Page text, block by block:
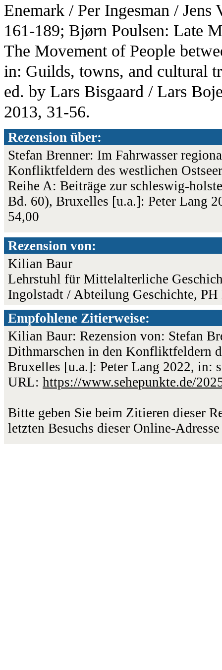
Enemark / Per Ingesman /
161-189; Bjørn Poulsen: Late
The Movement of People
in: Guilds, towns, and cultural
ed. by Lars Bisgaard / Lars
2013, 31-56.
Rezension über:
Stefan Brenner: Im Fahrwasser
Konfliktfeldern des westlichen
Reihe A: Beiträge zur schleswig-
Bd. 60), Bruxelles [u.a.]: Peter Lang
54,00
Rezension von:
Kilian Baur
Lehrstuhl für Mittelalterliche
Ingolstadt / Abteilung Geschichte,
Empfohlene Zitierweise:
Kilian Baur: Rezension von: Stefan
Dithmarschen in den Konfliktfeldern
Bruxelles [u.a.]: Peter Lang 2022, in:
URL: https://www.sehepunkte.de/
Bitte geben Sie beim Zitieren dieser
letzten Besuchs dieser Online-Adresse